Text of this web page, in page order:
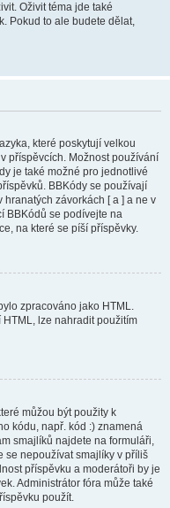
Oživit téma jde také
Pokud to ale budete dělat,
které poskytují velkou
příspěvcích. Možnost používání
je také možné pro jednotlivé
BBKódy se používají
závorkách [ a ] a ne v
BBKódů se podívejte na
na které se píší příspěvky.
zpracováno jako HTML.
lze nahradit použitím
můžou být použity k
kódu, např. kód :) znamená
smajlíků najdete na formuláři,
se nepoužívat smajlíky v příliš
příspěvku a moderátoři by je
Administrátor fóra může také
použít.